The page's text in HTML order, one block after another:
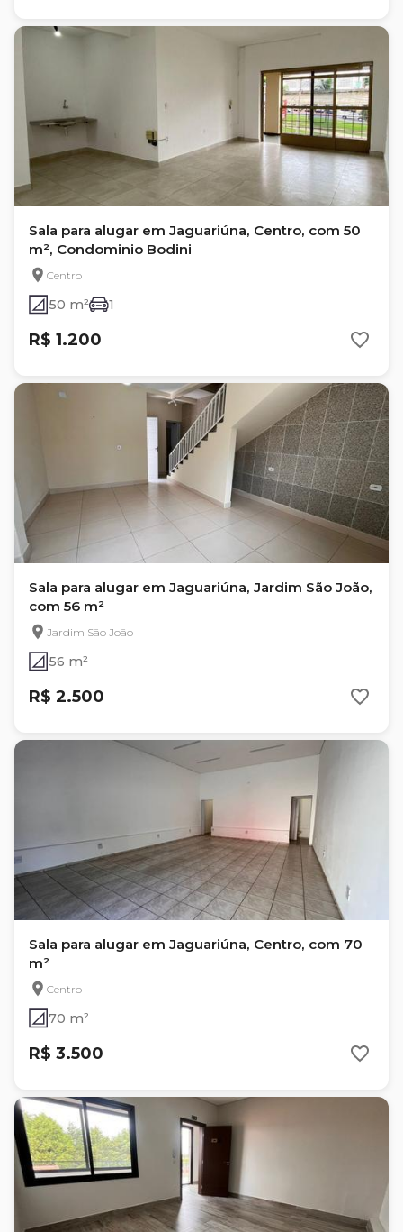
Sala para alugar em Jaguariúna, Centro, com 50
m², Condominio Bodini
Centro
50 m² 1
R$ 1.200
Sala para alugar em Jaguariúna, Jardim São João,
com 56 m²
Jardim São João
56 m²
R$ 2.500
Sala para alugar em Jaguariúna, Centro, com 70
m²
Centro
70 m²
R$ 3.500